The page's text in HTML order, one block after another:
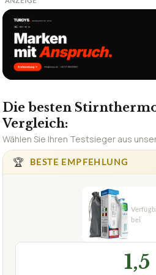
Die besten
Vergleich:
Wählen Sie Ihren Testsieger aus
🏆
BESTE EMPFEHLUNG
1,5